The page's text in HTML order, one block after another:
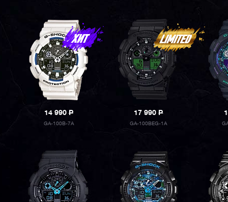
14 990P
GA-100B-7A
17 990P
GA-100BEG-1A